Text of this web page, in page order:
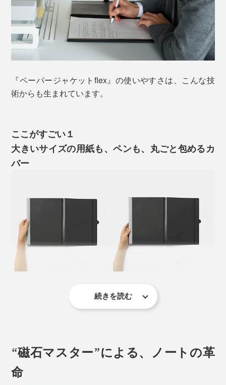
シンプルなカバーを開いたら、端の「クリップ」を押す
だけでオープン。紙を挟んだら、クリップを離すだけ
『ペーパージャケットflex』の使いやすさは、こんな技
術からも生まれています。
ここがすごい１
大きいサイズの用紙も、ペンも、丸ごと包めるカ
バー
を、「A4サイズ」はA3用紙を、それぞれ挟んだら、カ
バーごと、いっしょにたたんで持ち運べます。
続きを読む
“磁石マスター”による、ノートの革
命